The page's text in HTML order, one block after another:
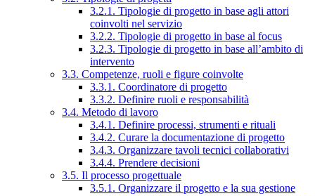
3.2.1. Tipologie di progetto in base agli attori
coinvolti nel servizio
3.2.2. Tipologie di progetto in base al focus
3.2.3. Tipologie di progetto in base all’ambito di
intervento
3.3. Competenze, ruoli e figure coinvolte
3.3.1. Coordinatore di progetto
3.3.2. Definire ruoli e responsabilità
3.4. Metodo di lavoro
3.4.1. Definire processi, strumenti e rituali
3.4.2. Curare la documentazione di progetto
3.4.3. Organizzare tavoli tecnici collaborativi
3.4.4. Prendere decisioni
3.5. Il processo progettuale
3.5.1. Organizzare il progetto e la sua gestione